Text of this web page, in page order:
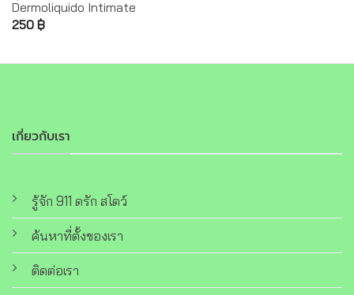
Dermoliquido Intimate
250 ฿
เกี่ยวกับเรา
รู้จัก 911 ดรัก สโตว์
ค้นหาที่ตั้งของเรา
ติดต่อเรา